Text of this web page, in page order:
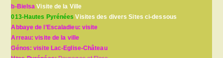
b-Bielsa Visite de la Ville
013-Hautes Pyrénées Visites des divers Sites ci-dessous
Abbaye de l’Escaladieu: visite
Arreau: visite de la ville
Génos: visite Lac-Eglise-Château